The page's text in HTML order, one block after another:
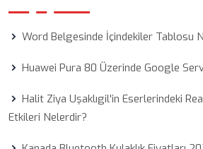
Word Belgesinde İçindekiler Tablosu
Huawei Pura 80 Üzerinde Google
Halit Ziya Uşaklıgil'in Eserlerindeki
Etkileri Nelerdir?